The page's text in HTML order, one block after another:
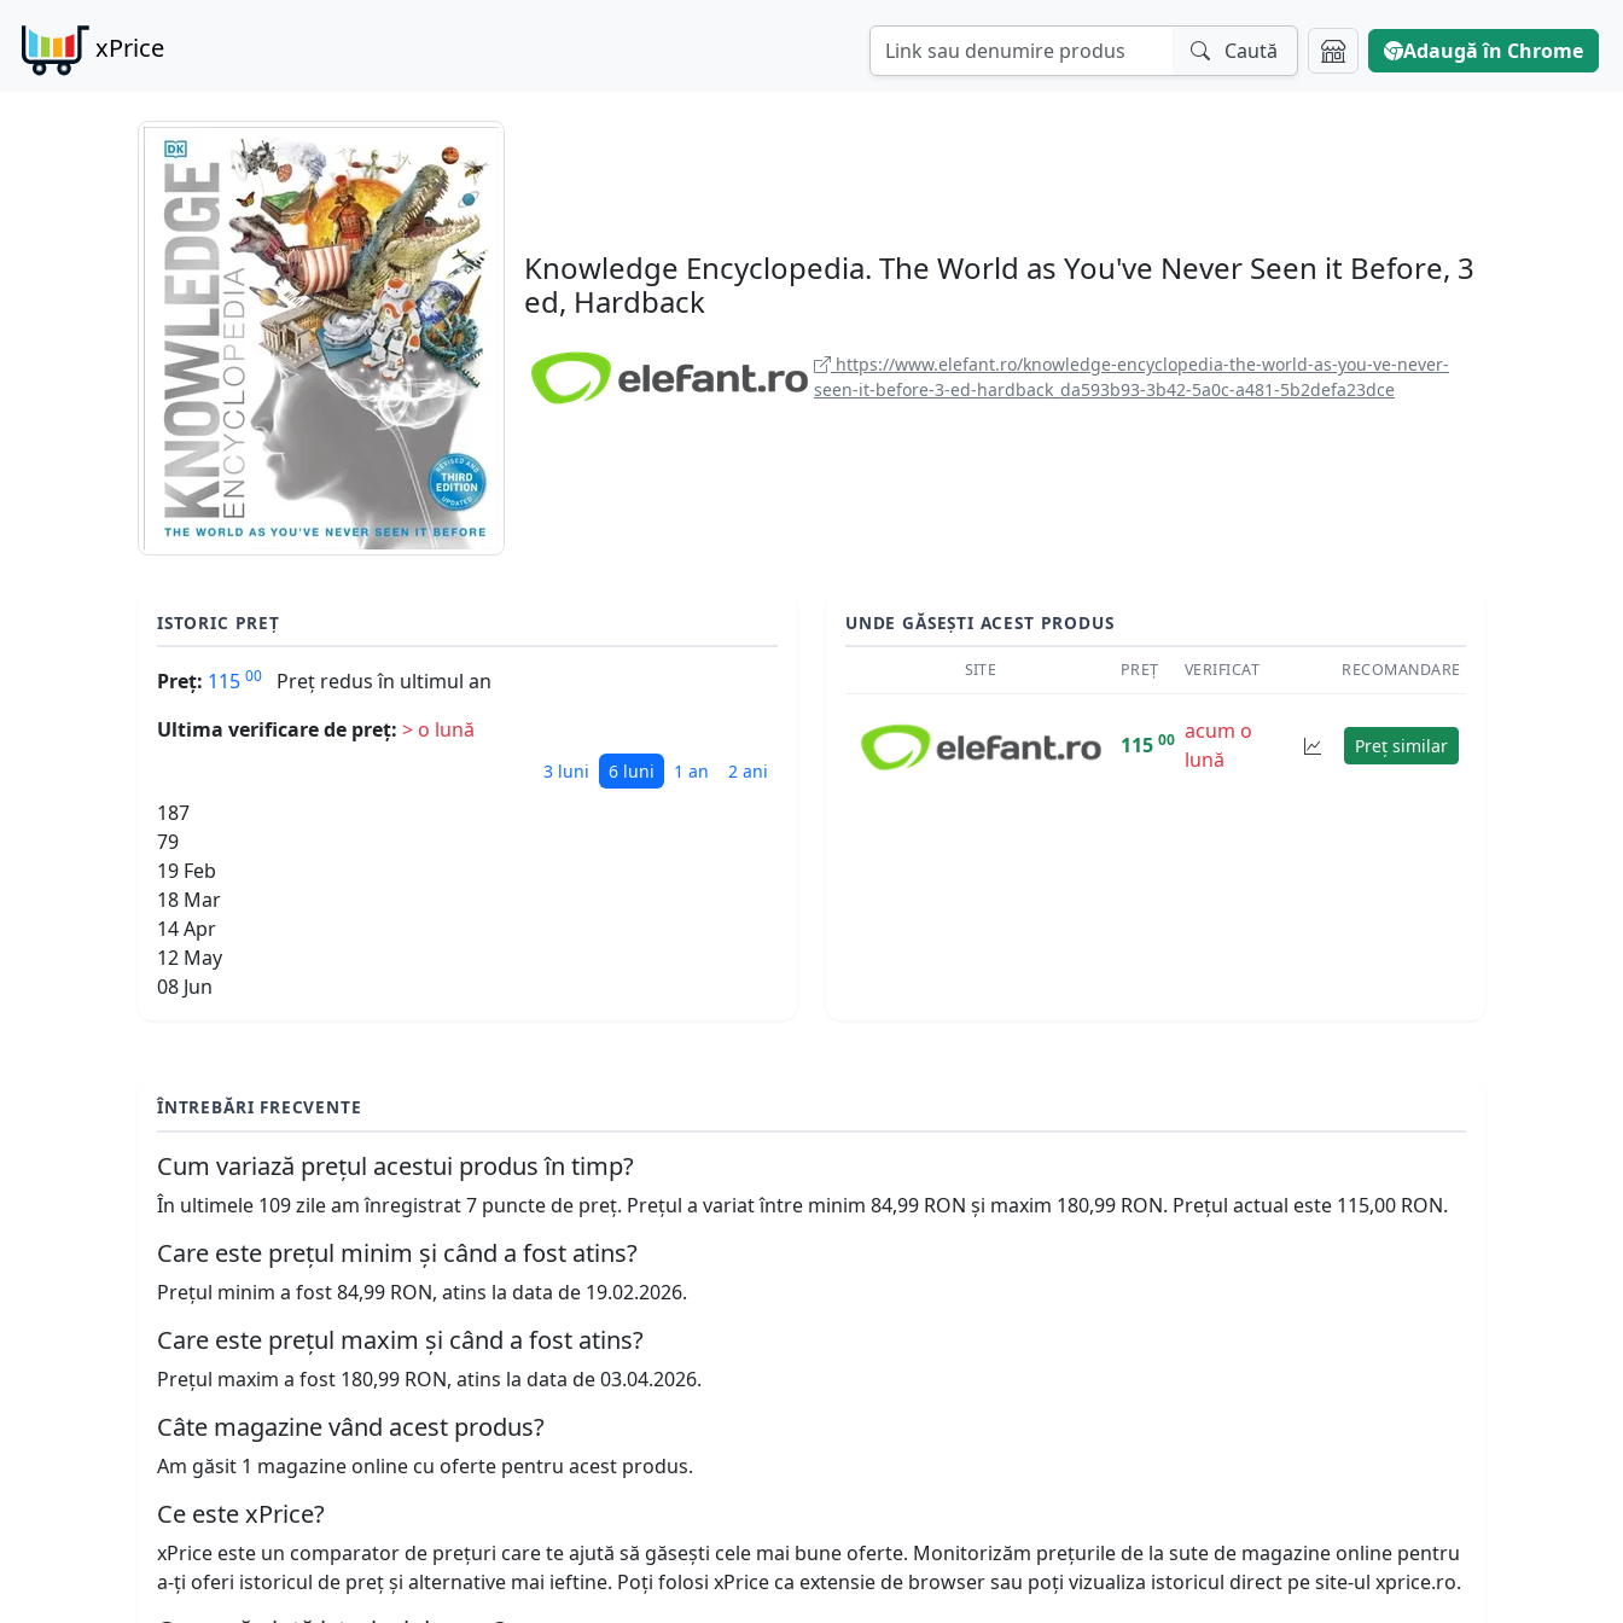
xPrice Caută Adaugă în Chrome
Knowledge Encyclopedia. The World as You've Never Seen it Before, 3
ed, Hardback
https://www.elefant.ro/knowledge-encyclopedia-the-world-as-you-ve-never-
seen-it-before-3-ed-hardback_da593b93-3b42-5a0c-a481-5b2defa23dce
ISTORIC PREȚ
Preț: 115 00
Preț redus în ultimul an
Ultima verificare de preț: > o lună
3 luni 6 luni 1 an 2 ani
187
79
19 Feb
18 Mar
14 Apr
12 May
08 Jun
UNDE GĂSEȘTI ACEST PRODUS
SITE PREȚ VERIFICAT RECOMANDARE
115 00 acum o
lună
Preț similar
ÎNTREBĂRI FRECVENTE
Cum variază prețul acestui produs în timp?
În ultimele 109 zile am înregistrat 7 puncte de preț. Prețul a variat între minim 84,99 RON și maxim 180,99 RON. Prețul actual este 115,00 RON.
Care este prețul minim și când a fost atins?
Prețul minim a fost 84,99 RON, atins la data de 19.02.2026.
Care este prețul maxim și când a fost atins?
Prețul maxim a fost 180,99 RON, atins la data de 03.04.2026.
Câte magazine vând acest produs?
Am găsit 1 magazine online cu oferte pentru acest produs.
Ce este xPrice?
xPrice este un comparator de prețuri care te ajută să găsești cele mai bune oferte. Monitorizăm prețurile de la sute de magazine online pentru
a-ți oferi istoricul de preț și alternative mai ieftine. Poți folosi xPrice ca extensie de browser sau poți vizualiza istoricul direct pe site-ul xprice.ro.